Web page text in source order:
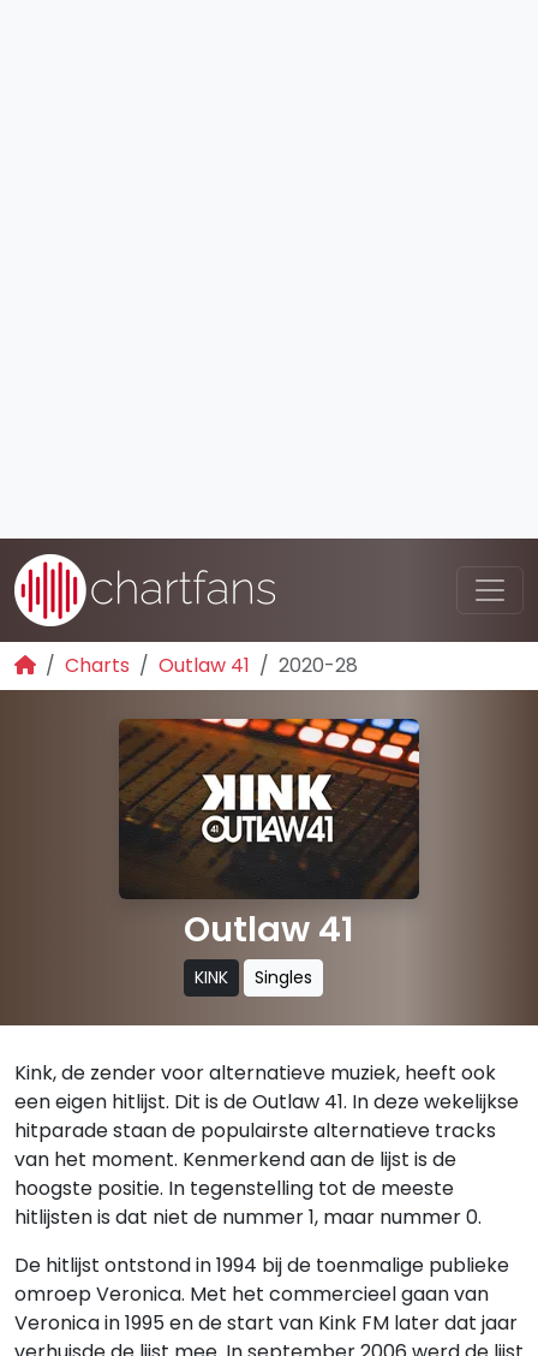
Charts Outlaw 41 2020-28
Outlaw 41
KINK Singles
Kink, de zender voor alternatieve muziek, heeft ook
een eigen hitlijst. Dit is de Outlaw 41. In deze wekelijkse
hitparade staan de populairste alternatieve tracks
van het moment. Kenmerkend aan de lijst is de
hoogste positie. In tegenstelling tot de meeste
hitlijsten is dat niet de nummer 1, maar nummer 0.
De hitlijst ontstond in 1994 bij de toenmalige publieke
omroep Veronica. Met het commercieel gaan van
Veronica in 1995 en de start van Kink FM later dat jaar